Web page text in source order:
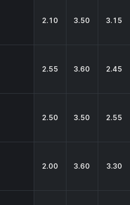
2.10 3.50 3.15
2.55 3.60 2.45
2.50 3.50 2.55
2.00 3.60 3.30